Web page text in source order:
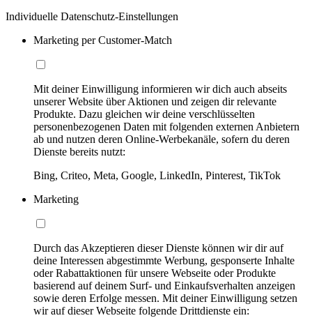
Individuelle Datenschutz-Einstellungen
Marketing per Customer-Match
Mit deiner Einwilligung informieren wir dich auch abseits
unserer Website über Aktionen und zeigen dir relevante
Produkte. Dazu gleichen wir deine verschlüsselten
personenbezogenen Daten mit folgenden externen Anbietern
ab und nutzen deren Online-Werbekanäle, sofern du deren
Dienste bereits nutzt:
Bing, Criteo, Meta, Google, LinkedIn, Pinterest, TikTok
Marketing
Durch das Akzeptieren dieser Dienste können wir dir auf
deine Interessen abgestimmte Werbung, gesponserte Inhalte
oder Rabattaktionen für unsere Webseite oder Produkte
basierend auf deinem Surf- und Einkaufsverhalten anzeigen
sowie deren Erfolge messen. Mit deiner Einwilligung setzen
wir auf dieser Webseite folgende Drittdienste ein: